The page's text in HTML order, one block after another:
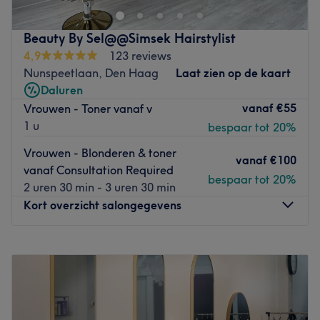
betaald parkeren, krijgt een gratis non-alcoholisch
drankje bij binnenkomst en er wordt Nederlands & Engels
gesproken.
Go to venue
Thomsonplein. Het team bestaat uit allround kappers en
is altijd op de hoogte van de nieuwste trends en
technieken op het gebied van haarmode. Ze helpen je
graag, adviseren als de beste. Dit allemaal om jou de
haarstijl van je dromen te bezorgen. Ze zijn
gespecialiseerd in het knippen van vrouwen, mannen en
kinderen.
Beauty By Sel@@Simsek Hairstylist
4,9
123 reviews
Nunspeetlaan, Den Haag
Laat zien op de kaart
Daluren
Vrouwen - Toner vanaf v
1 u
vanaf €55
bespaar tot 20%
Vrouwen - Blonderen & toner
vanaf Consultation Required
2 uren 30 min - 3 uren 30 min
vanaf €100
bespaar tot 20%
Kort overzicht salongegevens
Donderdag
09:30–
Vrijdag
09:30– 18:00